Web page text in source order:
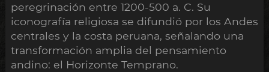
peregrinación entre 1200-500 a. C. Su
iconografía religiosa se difundió por los Andes
centrales y la costa peruana, señalando una
transformación amplia del pensamiento
andino: el Horizonte Temprano.